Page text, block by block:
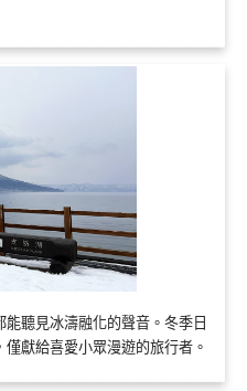
聽見冰濤融化的聲音。冬季日
獻給喜愛小眾漫遊的旅行者。